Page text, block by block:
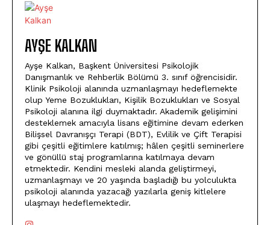
AYŞE KALKAN
Ayşe Kalkan, Başkent Üniversitesi Psikolojik
Danışmanlık ve Rehberlik Bölümü 3. sınıf öğrencisidir.
Klinik Psikoloji alanında uzmanlaşmayı hedeflemekte
olup Yeme Bozuklukları, Kişilik Bozuklukları ve Sosyal
Psikoloji alanına ilgi duymaktadır. Akademik gelişimini
desteklemek amacıyla lisans eğitimine devam ederken
Bilişsel Davranışçı Terapi (BDT), Evlilik ve Çift Terapisi
gibi çeşitli eğitimlere katılmış; hâlen çeşitli seminerlere
ve gönüllü staj programlarına katılmaya devam
etmektedir. Kendini mesleki alanda geliştirmeyi,
uzmanlaşmayı ve 20 yaşında başladığı bu yolculukta
psikoloji alanında yazacağı yazılarla geniş kitlelere
ulaşmayı hedeflemektedir.